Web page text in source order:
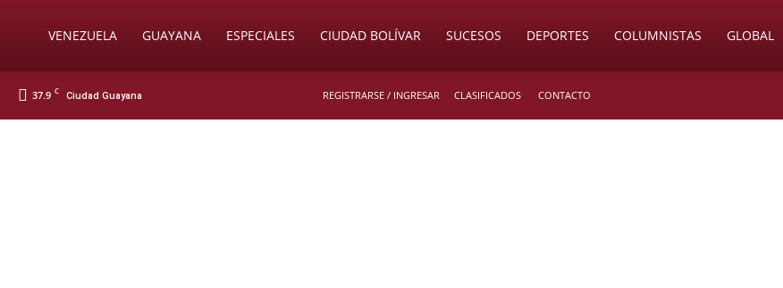
SoyVENEZUELA GUAYANA ESPECIALES CIUDAD BOLÍVAR SUCESOS DEPORTES COLUMNISTAS GLOBAL
37.9 C Ciudad Guayana REGISTRARSE / INGRESAR CLASIFICADOS CONTACTO